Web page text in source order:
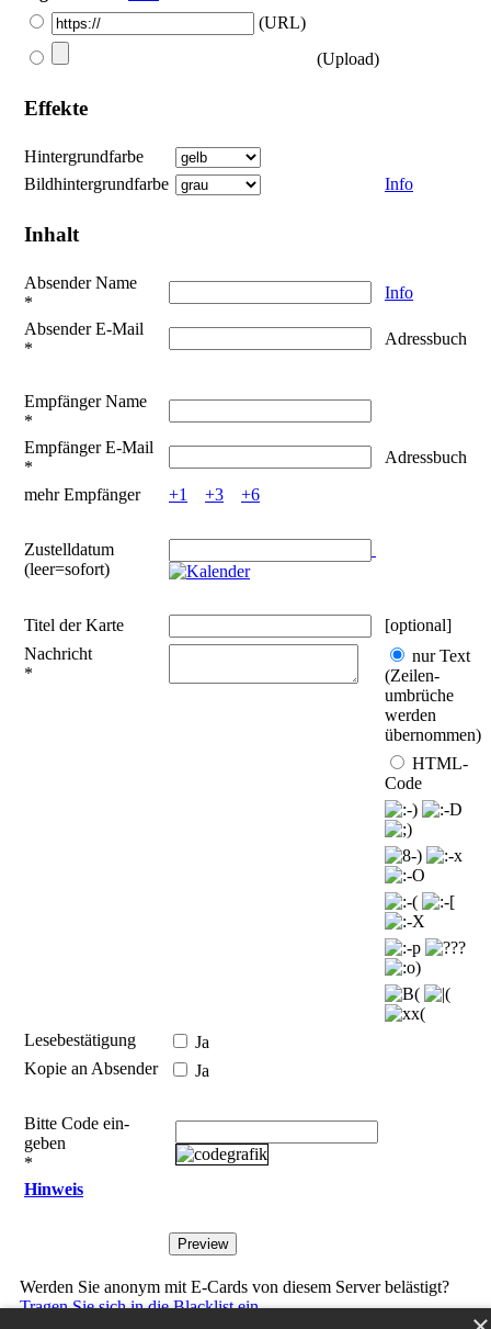
(URL)
(Upload)
Effekte
Hintergrundfarbe
Bildhintergrundfarbe
Info
Inhalt
Absender Name
*
Info
Absender E-Mail
*
Adressbuch
Empfänger Name
*
Empfänger E-Mail
*
Adressbuch
mehr Empfänger
+1 +3 +6
Zustelldatum
(leer=sofort)
Titel der Karte
[optional]
Nachricht
*
nur Text
(Zeilen­
umbrüche
werden
übernommen)
HTML-
Code
Lesebestätigung
Ja
Kopie an Absender
Ja
Bitte Code ein­
geben
*
Hinweis
Werden Sie anonym mit E-Cards von diesem Server belästigt?
Tragen Sie sich in die Blacklist ein.